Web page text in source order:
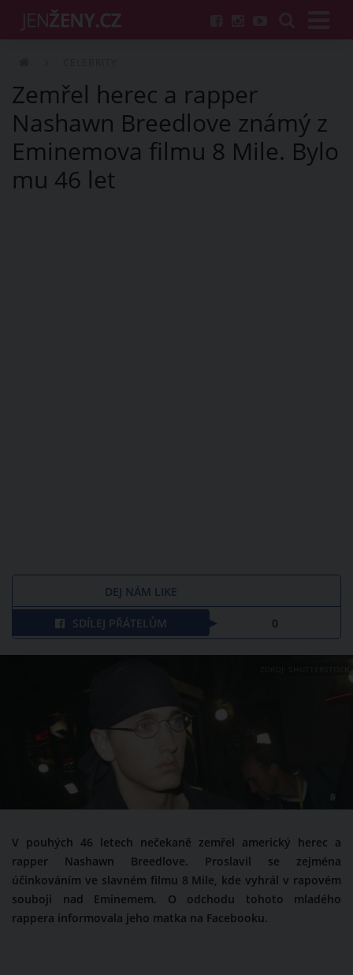
Zemřel herec a rapper
Nashawn Breedlove známý z
Eminemova filmu 8 Mile. Bylo
mu 46 let
DEJ NÁM LIKE
SDÍLEJ PŘÁTELŮM 0
V pouhých 46 letech nečekaně zemřel americký herec a
rapper Nashawn Breedlove. Proslavil se zejména
účinkováním ve slavném filmu 8 Mile, kde vyhrál v rapovém
souboji nad Eminemem. O odchodu tohoto mladého
rappera informovala jeho matka na Facebooku.